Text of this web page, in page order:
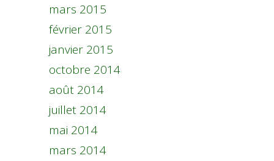
mars 2015
février 2015
janvier 2015
octobre 2014
août 2014
juillet 2014
mai 2014
mars 2014